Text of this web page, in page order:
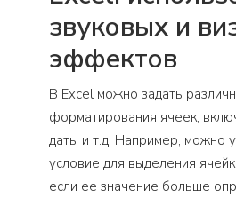
звуковых и
эффектов
В Excel можно задать
форматирования ячеек,
даты и т.д. Например, можно
условие для выделения
если ее значение больше